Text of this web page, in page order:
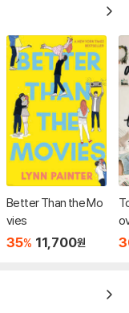
Better Than the Mo
vies
35% 11,700원